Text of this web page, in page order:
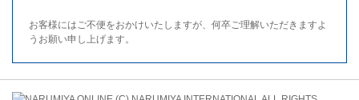
お客様にはご不便をおかけいたしますが、何卒ご理解いただきますよ
うお願い申し上げます。